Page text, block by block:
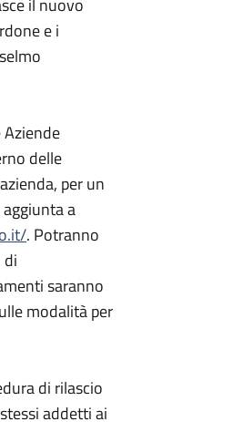
e i
delle
per un
a
. Potranno
di
saranno
modalità per
di rilascio
addetti ai